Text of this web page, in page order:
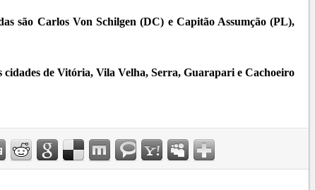
são Carlos Von Schilgen (DC) e Capitão Assumção (PL),
cidades de Vitória, Vila Velha, Serra, Guarapari e Cachoeiro